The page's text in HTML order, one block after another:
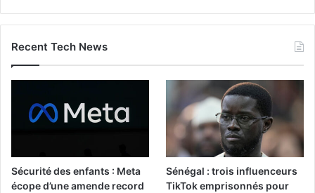
Recent Tech News
Sécurité des enfants : Meta
écope d’une amende record
Sénégal : trois influenceurs
TikTok emprisonnés pour